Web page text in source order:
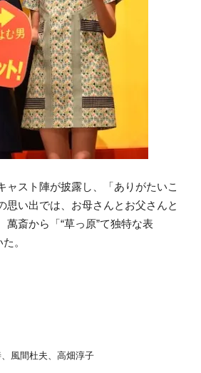
スト陣が披露し、「ありがたいこ
い出では、お母さんとお父さんと
斎から「“草っ原”て独特な表
。
風間杜夫、高畑淳子